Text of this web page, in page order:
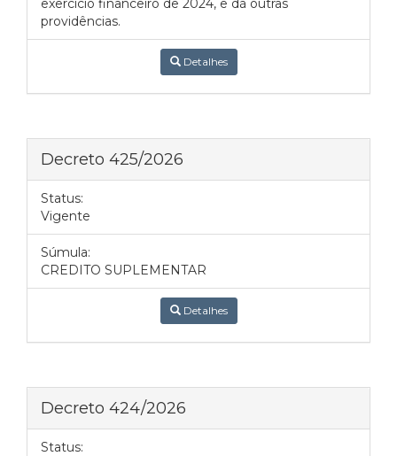
exercício financeiro de 2024, e dá outras
providências.
Detalhes
Decreto 425/2026
Status:
Vigente
Súmula:
CREDITO SUPLEMENTAR
Detalhes
Decreto 424/2026
Status: